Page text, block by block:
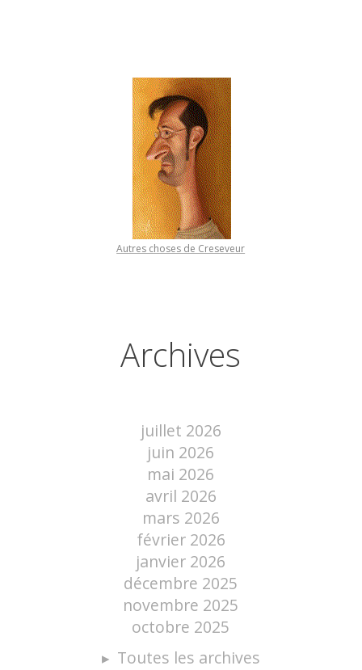
Autres choses de Creseveur
Archives
juillet 2026
juin 2026
mai 2026
avril 2026
mars 2026
février 2026
janvier 2026
décembre 2025
novembre 2025
octobre 2025
Toutes les archives